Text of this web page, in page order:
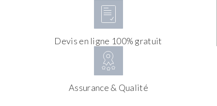
Devis en ligne 100% gratuit
Assurance & Qualité